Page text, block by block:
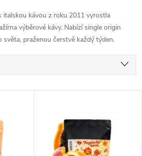
italskou kávou z roku 2011 vyrostla
výběrové kávy. Nabízí single origin
světa, praženou čerstvě každý týden.